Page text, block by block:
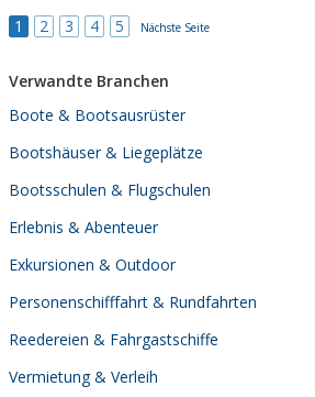
1
2 3 4 5 Nächste Seite
Verwandte Branchen
Boote & Bootsausrüster
Bootshäuser & Liegeplätze
Bootsschulen & Flugschulen
Erlebnis & Abenteuer
Exkursionen & Outdoor
Personenschifffahrt & Rundfahrten
Reedereien & Fahrgastschiffe
Vermietung & Verleih